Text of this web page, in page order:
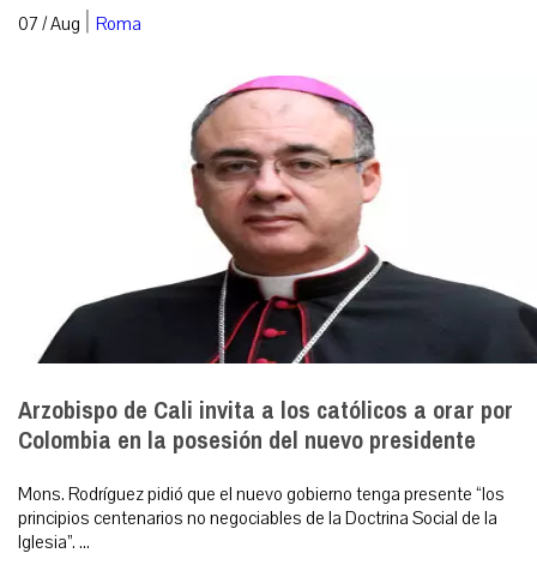
07 / Aug | Roma
Arzobispo de Cali invita a los católicos a orar por
Colombia en la posesión del nuevo presidente
Mons. Rodríguez pidió que el nuevo gobierno tenga presente “los
principios centenarios no negociables de la Doctrina Social de la
Iglesia”. ...